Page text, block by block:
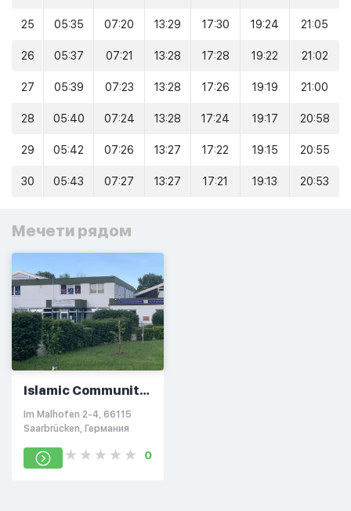
25 05:35 07:20 13:29 17:30 19:24 21:05
26 05:37 07:21 13:28 17:28 19:22 21:02
27 05:39 07:23 13:28 17:26 19:19 21:00
28 05:40 07:24 13:28 17:24 19:17 20:58
29 05:42 07:26 13:27 17:22 19:15 20:55
30 05:43 07:27 13:27 17:21 19:13 20:53
Мечети рядом
Islamic Community
Saarland e.V. (IGS)
Im Malhofen 2-4, 66115
Saarbrücken, Германия
0